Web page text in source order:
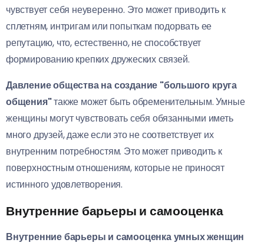
чувствует себя неуверенно. Это может приводить к
сплетням, интригам или попыткам подорвать ее
репутацию, что, естественно, не способствует
формированию крепких дружеских связей.
Давление общества на создание "большого круга
общения"также может быть обременительным. Умные
женщины могут чувствовать себя обязанными иметь
много друзей, даже если это не соответствует их
внутренним потребностям. Это может приводить к
поверхностным отношениям, которые не приносят
истинного удовлетворения.
Внутренние барьеры и самооценка
Внутренние барьеры и самооценка умных женщин